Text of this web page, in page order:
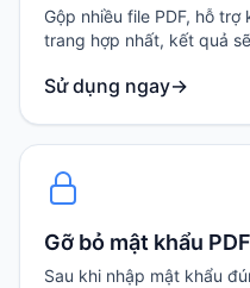
Gộp nhiều file PDF, hỗ
trang hợp nhất, kết quả
Sử dụng ngay→
Gỡ bỏ mật khẩu PDF
Sau khi nhập mật khẩu